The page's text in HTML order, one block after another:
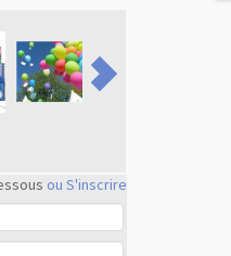
ou S'inscrire